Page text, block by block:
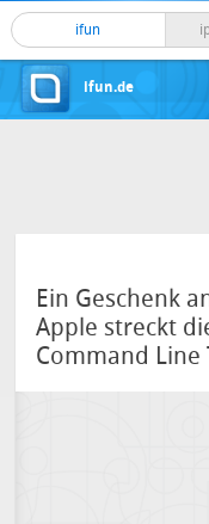
ifun
ifun.de
Ein Geschenk
Apple streckt
Command Line